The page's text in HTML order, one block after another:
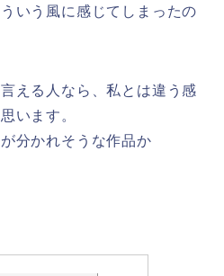
いう風に感じてしまったの
える人なら、私とは違う感
います。
分かれそうな作品か